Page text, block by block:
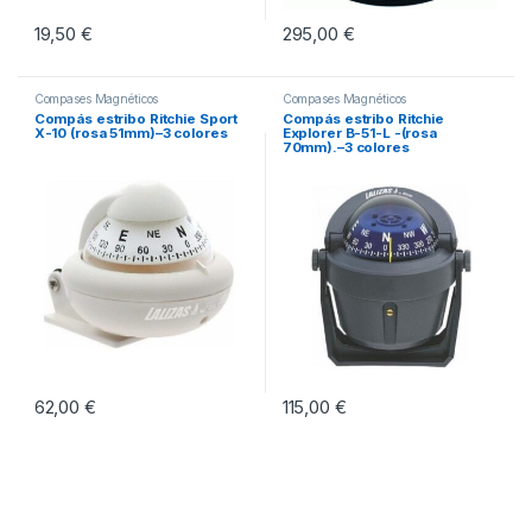
19,50 € 295,00 €
Compases Magnéticos
Compás estribo Ritchie Sport
X-10 (rosa 51mm)–3 colores
62,00 €
Este producto tiene múltiples variantes. Las opciones se pueden
Compases Magnéticos
Compás estribo Ritchie
Explorer B-51-L -(rosa
70mm).–3 colores
115,00 €
Este producto tiene múltiples